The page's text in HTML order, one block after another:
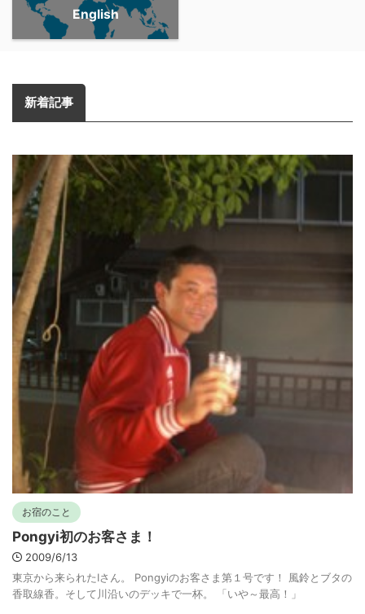
English
新着記事
お宿のこと
Pongyi初のお客さま！
2009/6/13
東京から来られたIさん。 Pongyiのお客さま第１号です！ 風鈴とブタの
香取線香。そして川沿いのデッキで一杯。 「いや～最高！」